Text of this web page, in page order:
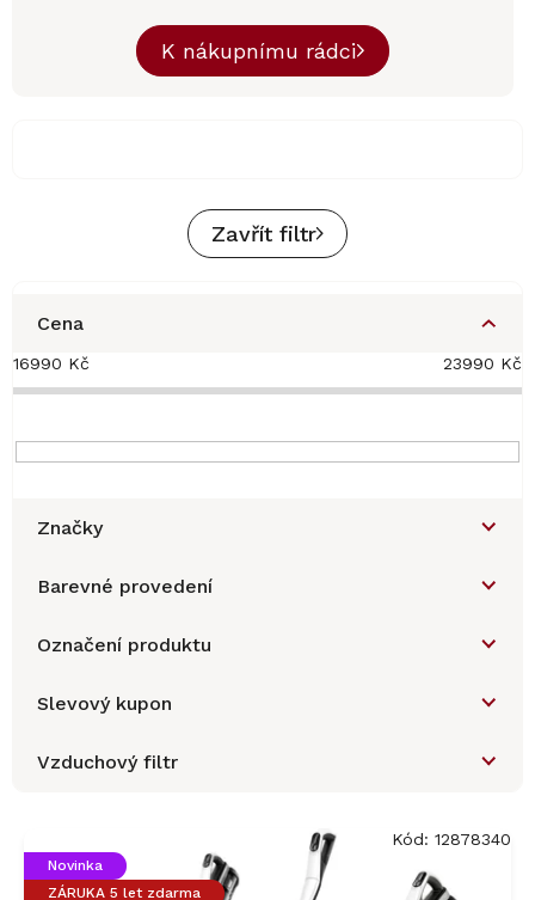
K nákupnímu rádci
Zavřít filtr
Cena
16990 Kč 23990 Kč
Značky
Barevné provedení
Označení produktu
Slevový kupon
Vzduchový filtr
p
Novinka
ZÁRUKA 5 let zdarma
Kód: 12878340